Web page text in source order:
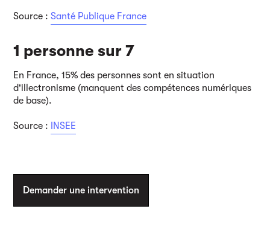
Source :Santé Publique France
1 personne sur 7
En France, 15% des personnes sont en situation
d'illectronisme (manquent des compétences numériques
de base).
Source : INSEE
Demander une intervention